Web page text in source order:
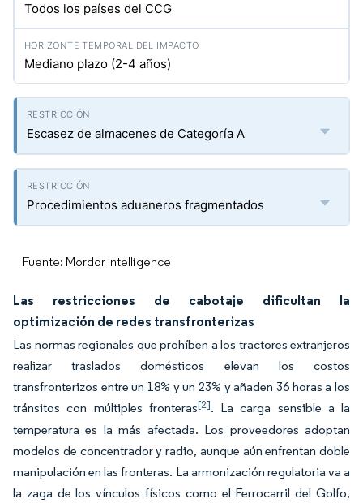
Todos los países del CCG
Mediano plazo (2-4 años)
Escasez de almacenes de Categoría A
Procedimientos aduaneros fragmentados
Fuente: Mordor Intelligence
Las restricciones de cabotaje dificultan la
optimización de redes transfronterizas
Las normas regionales que prohíben a los tractores extranjeros
realizar traslados domésticos elevan los costos
transfronterizos entre un 18% y un 23% y añaden 36 horas a los
tránsitos con múltiples fronteras[2]. La carga sensible a la
temperatura es la más afectada. Los proveedores adoptan
modelos de concentrador y radio, aunque aún enfrentan doble
manipulación en las fronteras. La armonización regulatoria va a
la zaga de los vínculos físicos como el Ferrocarril del Golfo,